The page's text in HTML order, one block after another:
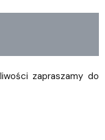
zapraszamy do